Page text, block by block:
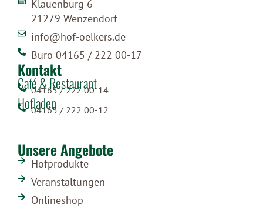
Klauenburg 6
21279 Wenzendorf
info@hof-oelkers.de
Büro 04165 / 222 00-17
Kontakt
Café & Restaurant
04165 / 222 00-14
Hofladen
04165 / 222 00-12
Unsere Angebote
Hofprodukte
Veranstaltungen
Onlineshop